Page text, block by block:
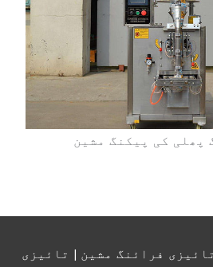
پھلی کی پیکنگ مشین
تائیزی فرائنگ مشین | تائیزی